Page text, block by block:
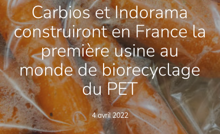
Carbios et Indorama
construiront en France la
première usine au
monde de biorecyclage
du PET
4 avril 2022